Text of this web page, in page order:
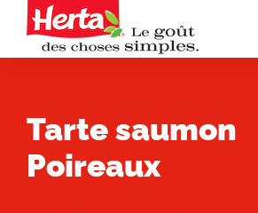
Tarte saumon
Poireaux